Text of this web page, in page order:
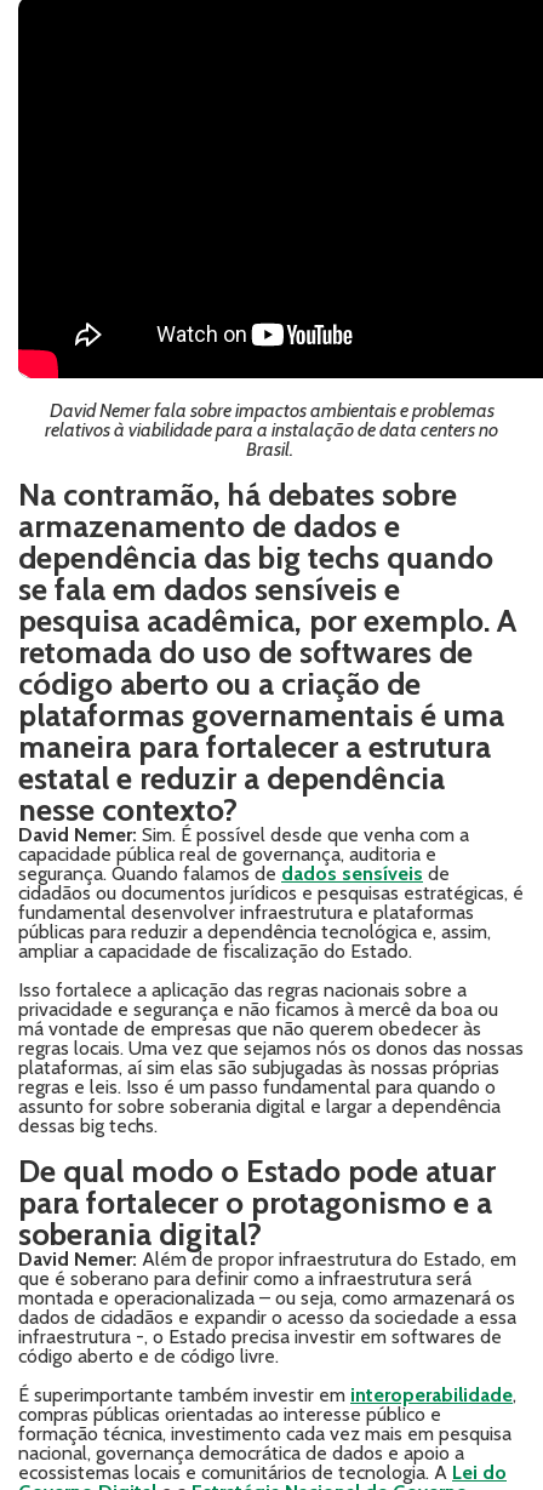
David Nemer fala sobre impactos ambientais e problemas
relativos à viabilidade para a instalação de data centers no
Brasil.
Na contramão, há debates sobre
armazenamento de dados e
dependência das big techs quando
se fala em dados sensíveis e
pesquisa acadêmica, por exemplo. A
retomada do uso de softwares de
código aberto ou a criação de
plataformas governamentais é uma
maneira para fortalecer a estrutura
estatal e reduzir a dependência
nesse contexto?
David Nemer: Sim. É possível desde que venha com a
capacidade pública real de governança, auditoria e
segurança. Quando falamos de dados sensíveis de
cidadãos ou documentos jurídicos e pesquisas estratégicas, é
fundamental desenvolver infraestrutura e plataformas
públicas para reduzir a dependência tecnológica e, assim,
ampliar a capacidade de fiscalização do Estado.
Isso fortalece a aplicação das regras nacionais sobre a
privacidade e segurança e não ficamos à mercê da boa ou
má vontade de empresas que não querem obedecer às
regras locais. Uma vez que sejamos nós os donos das nossas
plataformas, aí sim elas são subjugadas às nossas próprias
regras e leis. Isso é um passo fundamental para quando o
assunto for sobre soberania digital e largar a dependência
dessas big techs.
De qual modo o Estado pode atuar
para fortalecer o protagonismo e a
soberania digital?
David Nemer: Além de propor infraestrutura do Estado, em
que é soberano para definir como a infraestrutura será
montada e operacionalizada – ou seja, como armazenará os
dados de cidadãos e expandir o acesso da sociedade a essa
infraestrutura -, o Estado precisa investir em softwares de
código aberto e de código livre.
É superimportante também investir em interoperabilidade,
compras públicas orientadas ao interesse público e
formação técnica, investimento cada vez mais em pesquisa
nacional, governança democrática de dados e apoio a
ecossistemas locais e comunitários de tecnologia. A Lei do